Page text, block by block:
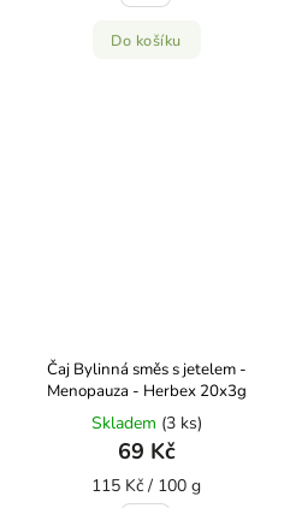
Do košíku
Čaj Bylinná směs s jetelem -
Menopauza - Herbex 20x3g
Skladem (3 ks)
69 Kč
115 Kč / 100 g